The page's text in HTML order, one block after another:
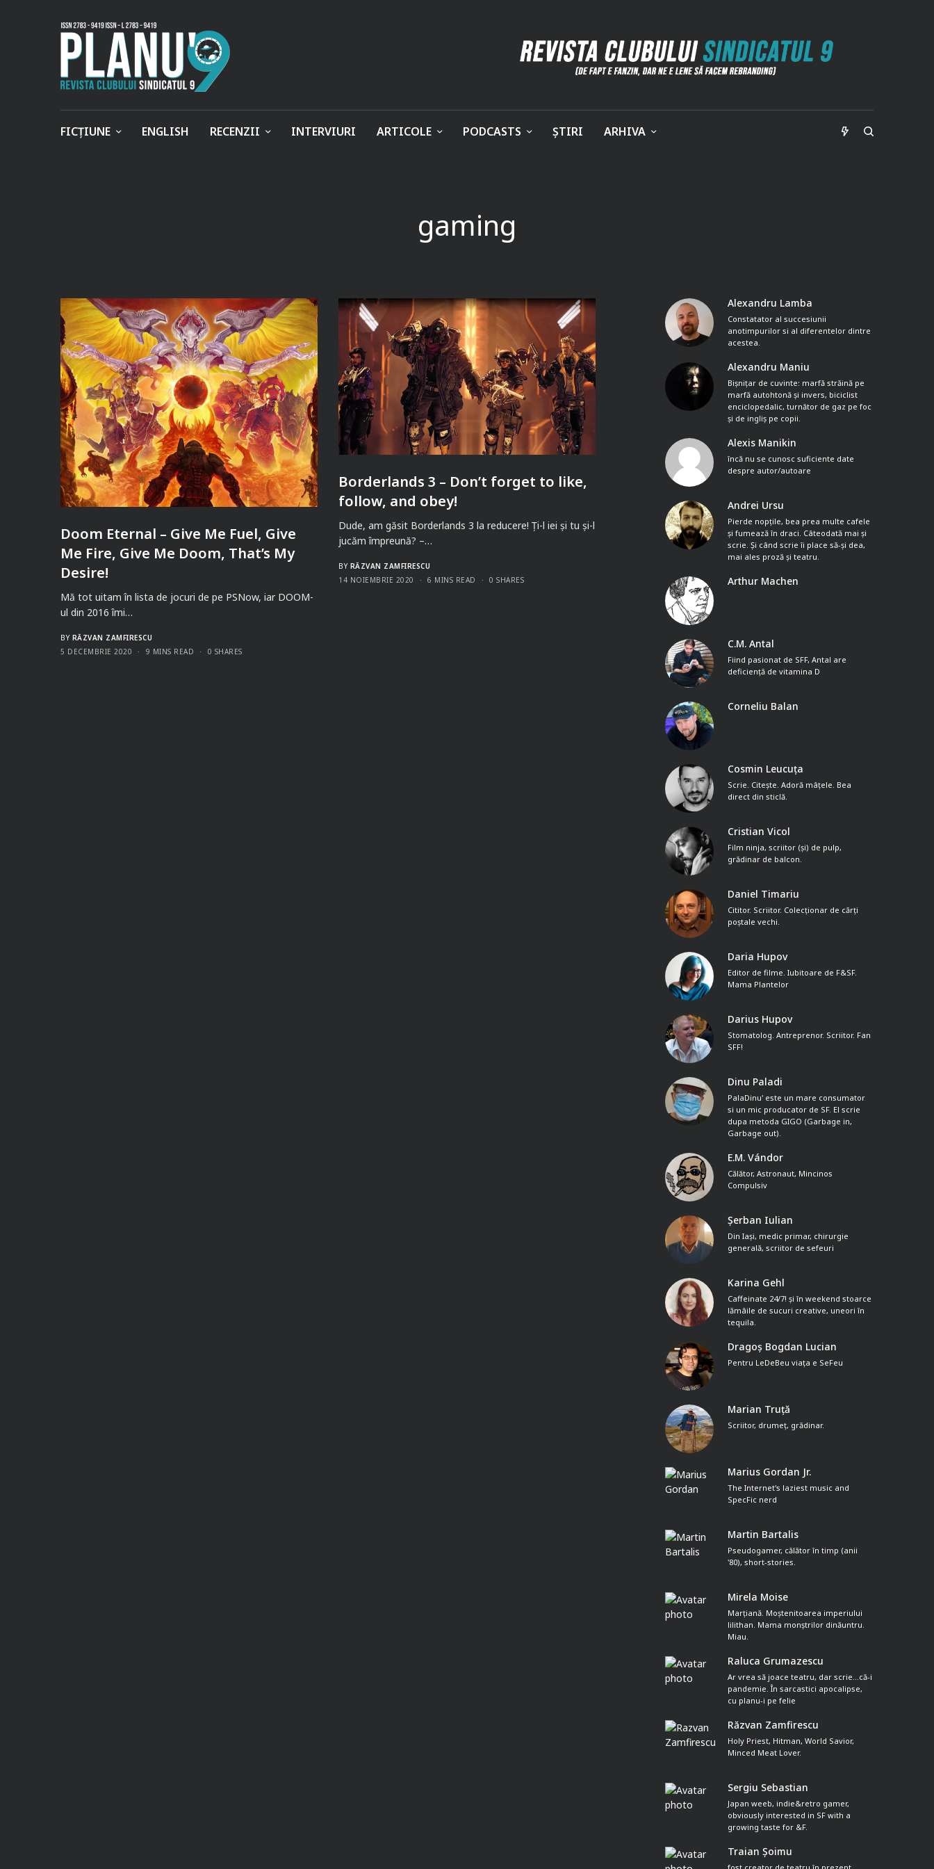
FICȚIUNE ENGLISH RECENZII INTERVIURI ARTICOLE PODCASTS ȘTIRI ARHIVA
gaming
Doom Eternal – Give Me Fuel, Give
Me Fire, Give Me Doom, That’s My
Desire!
Mă tot uitam în lista de jocuri de pe PSNow, iar DOOM-
ul din 2016 îmi…
BY RĂZVAN ZAMFIRESCU
5 DECEMBRIE 2020
9 MINS READ 0 SHARES
Borderlands 3 – Don’t forget to like,
follow, and obey!
Dude, am găsit Borderlands 3 la reducere! Ți-l iei și tu și-l
jucăm împreună? –…
BY RĂZVAN ZAMFIRESCU
14 NOIEMBRIE 2020
6 MINS READ 0 SHARES
Alexandru Lamba
Constatator al succesiunii
anotimpurilor si al diferentelor dintre
acestea.
Alexandru Maniu
Bișnițar de cuvinte: marfă străină pe
marfă autohtonă și invers, biciclist
enciclopedalic, turnător de gaz pe foc
și de ingliș pe copii.
Alexis Manikin
încă nu se cunosc suficiente date
despre autor/autoare
Andrei Ursu
Pierde nopțile, bea prea multe cafele
și fumează în draci. Câteodată mai și
scrie. Și când scrie îi place să-și dea,
mai ales proză și teatru.
Arthur Machen
C.M. Antal
Fiind pasionat de SFF, Antal are
deficiență de vitamina D
Corneliu Balan
Cosmin Leucuța
Scrie. Citește. Adoră mâțele. Bea
direct din sticlă.
Cristian Vicol
Film ninja, scriitor (și) de pulp,
grădinar de balcon.
Daniel Timariu
Cititor. Scriitor. Colecționar de cărți
poștale vechi.
Daria Hupov
Editor de filme. Iubitoare de F&SF.
Mama Plantelor
Darius Hupov
Stomatolog. Antreprenor. Scriitor. Fan
SFF!
Dinu Paladi
PalaDinu' este un mare consumator
si un mic producator de SF. El scrie
dupa metoda GIGO (Garbage in,
Garbage out).
E.M. Vándor
Călător, Astronaut, Mincinos
Compulsiv
Șerban Iulian
Din Iași, medic primar, chirurgie
generală, scriitor de sefeuri
Karina Gehl
Caffeinate 24/7! și în weekend stoarce
lămâile de sucuri creative, uneori în
tequila.
Dragoș Bogdan Lucian
Pentru LeDeBeu viața e SeFeu
Marian Truță
Scriitor, drumeț, grădinar.
Marius Gordan Jr.
The Internet's laziest music and
SpecFic nerd
Martin Bartalis
Pseudogamer, călător în timp (anii
'80), short-stories.
Mirela Moise
Marțiană. Moștenitoarea imperiului
lilithan. Mama monștrilor dinăuntru.
Miau.
Raluca Grumazescu
Ar vrea să joace teatru, dar scrie...că-i
pandemie. În sarcastici apocalipse,
cu planu-i pe felie
Răzvan Zamfirescu
Holy Priest, Hitman, World Savior,
Minced Meat Lover.
Sergiu Sebastian
Japan weeb, indie&retro gamer,
obviously interested in SF with a
growing taste for &F.
Traian Șoimu